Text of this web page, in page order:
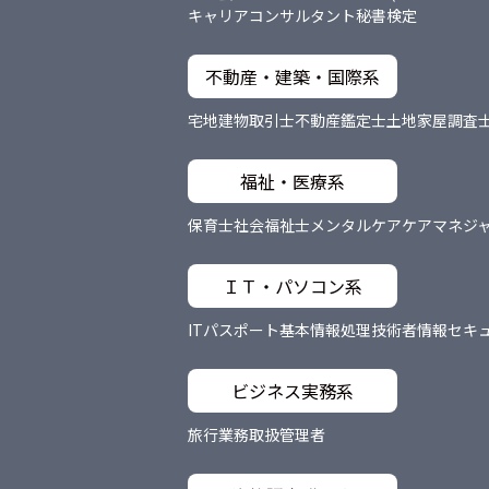
キャリアコンサルタント秘書検定
不動産・建築・国際系
宅地建物取引士不動産鑑定士土地家屋調査
福祉・医療系
保育士社会福祉士メンタルケアケアマネジ
ＩＴ・パソコン系
ITパスポート基本情報処理技術者情報セキ
ビジネス実務系
旅行業務取扱管理者